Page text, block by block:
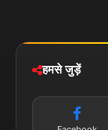
न्यूज़
हमसे जुड़ें